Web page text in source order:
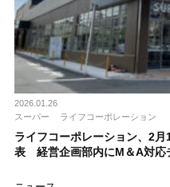
2026.01.26
スーパー
ライフコーポレーション
ライフコーポレーション、2
表 経営企画部内にM＆A対応